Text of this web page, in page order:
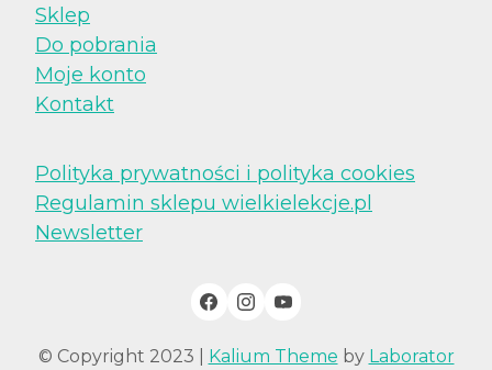
Sklep
Do pobrania
Moje konto
Kontakt
Polityka prywatności i polityka cookies
Regulamin sklepu wielkielekcje.pl
Newsletter
© Copyright 2023 | Kalium Theme by Laborator